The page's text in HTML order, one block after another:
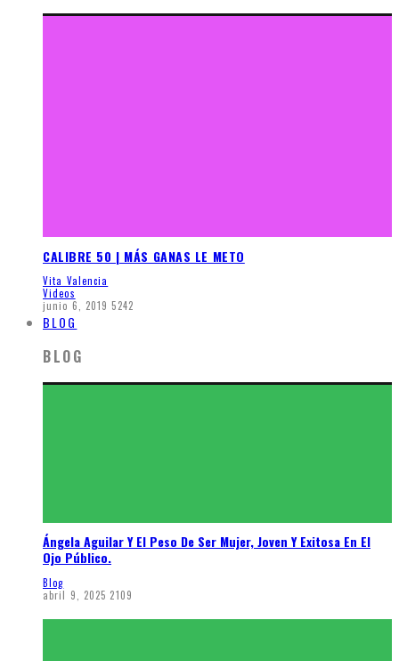
CALIBRE 50 | MÁS GANAS LE METO
Vita Valencia
Videos
junio 6, 2019 5242
BLOG
BLOG
Ángela Aguilar Y El Peso De Ser Mujer, Joven Y Exitosa En El
Ojo Público.
Blog
abril 9, 2025 2109